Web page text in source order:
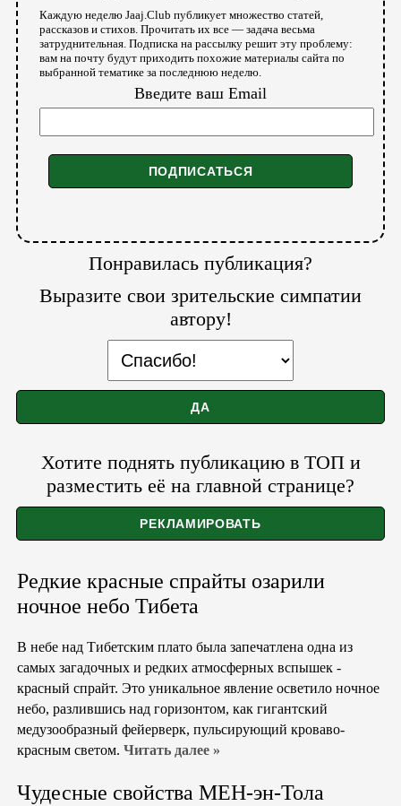
Каждую неделю Jaaj.Club публикует множество статей,
рассказов и стихов. Прочитать их все — задача весьма
затруднительная. Подписка на рассылку решит эту проблему:
вам на почту будут приходить похожие материалы сайта по
выбранной тематике за последнюю неделю.
Введите ваш Email
Понравилась публикация?
Выразите свои зрительские симпатии
автору!
Хотите поднять публикацию в ТОП и
разместить её на главной странице?
Редкие красные спрайты озарили
ночное небо Тибета
В небе над Тибетским плато была запечатлена одна из
самых загадочных и редких атмосферных вспышек -
красный спрайт. Это уникальное явление осветило ночное
небо, разлившись над горизонтом, как гигантский
медузообразный фейерверк, пульсирующий кроваво-
красным светом. Читать далее »
Чудесные свойства МЕН-эн-Тола